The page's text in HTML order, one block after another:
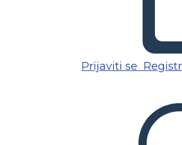
Prijaviti se